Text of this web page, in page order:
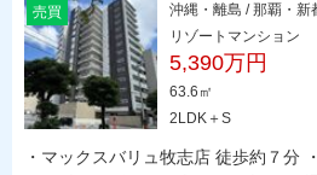
売買
沖縄・離島 / 那覇・新
リゾートマンション
5,390万円
63.6㎡
2LDK＋S
・マックスバリュ牧志店 徒歩約７分